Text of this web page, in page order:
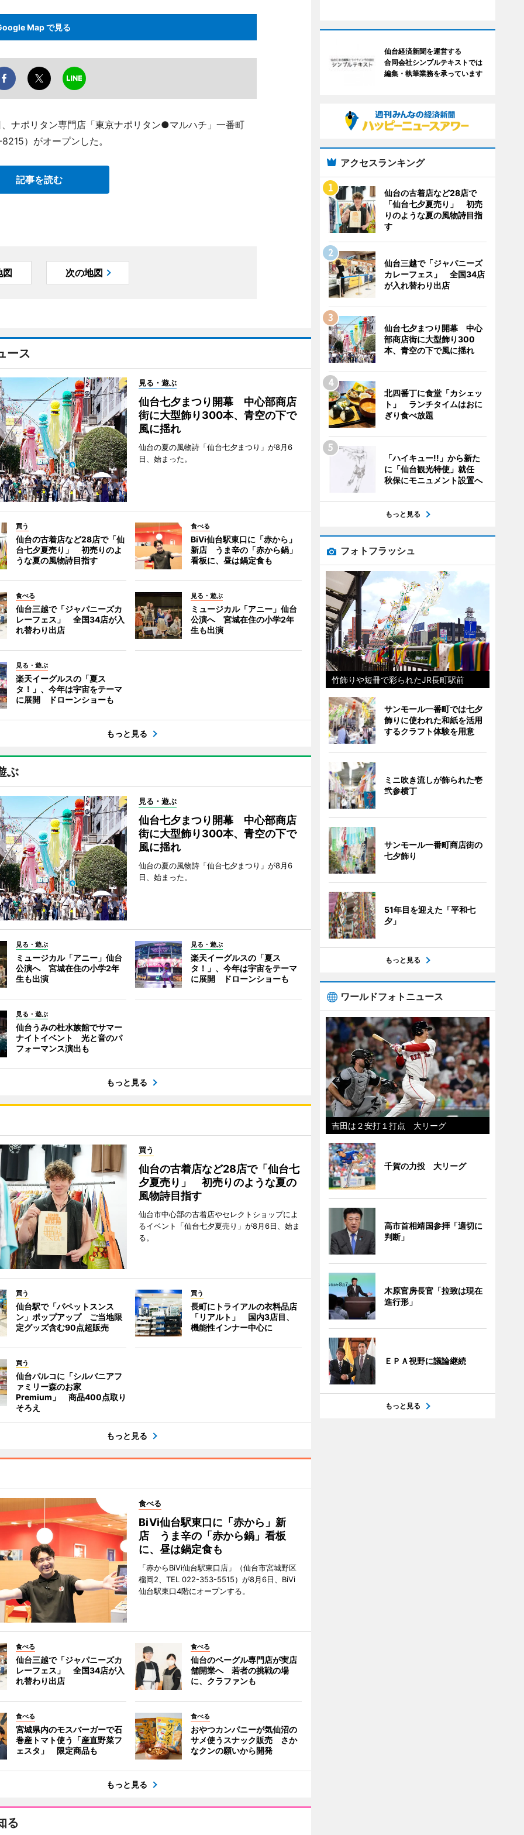
Map で見る
ナポリタン専門店「東京ナポリタン●マルハチ」一番町
）がオープンした。
記事を読む
図 次の地図
ース
見る・遊ぶ
仙台七夕まつり開幕 中心部商店
街に大型飾り300本、青空の下で
風に揺れ
仙台の夏の風物詩「仙台七夕まつり」が8月6
日、始まった。
買う
仙台の古着店など28店で「仙
台七夕夏売り」 初売りのよ
うな夏の風物詩目指す
食べる
BiVi仙台駅東口に「赤から」
新店 うま辛の「赤から鍋」
看板に、昼は鍋定食も
食べる
仙台三越で「ジャパニーズカ
レーフェス」 全国34店が入
れ替わり出店
見る・遊ぶ
ミュージカル「アニー」仙台
公演へ 宮城在住の小学2年
生も出演
見る・遊ぶ
楽天イーグルスの「夏ス
タ！」、今年は宇宙をテーマ
に展開 ドローンショーも
もっと見る
ぶ
見る・遊ぶ
仙台七夕まつり開幕 中心部商店
街に大型飾り300本、青空の下で
風に揺れ
仙台の夏の風物詩「仙台七夕まつり」が8月6
日、始まった。
見る・遊ぶ
ミュージカル「アニー」仙台
公演へ 宮城在住の小学2年
生も出演
見る・遊ぶ
楽天イーグルスの「夏ス
タ！」、今年は宇宙をテーマ
に展開 ドローンショーも
見る・遊ぶ
仙台うみの杜水族館でサマー
ナイトイベント 光と音のパ
フォーマンス演出も
もっと見る
買う
仙台の古着店など28店で「仙台七
夕夏売り」 初売りのような夏の
風物詩目指す
仙台市中心部の古着店やセレクトショップによ
るイベント「仙台七夕夏売り」が8月6日、始ま
る。
買う
仙台駅で「パペットスンス
ン」ポップアップ ご当地限
定グッズ含む90点超販売
買う
長町にトライアルの衣料品店
「リアルト」 国内3店目、
機能性インナー中心に
買う
仙台パルコに「シルバニアフ
ァミリー森のお家
Premium」 商品400点取り
そろえ
もっと見る
食べる
BiVi仙台駅東口に「赤から」新
店 うま辛の「赤から鍋」看板
に、昼は鍋定食も
「赤からBiVi仙台駅東口店」（仙台市宮城野区
榴岡2、TEL 022-353-5515）が8月6日、BiVi
仙台駅東口4階にオープンする。
食べる
仙台三越で「ジャパニーズカ
レーフェス」 全国34店が入
れ替わり出店
食べる
仙台のベーグル専門店が実店
舗開業へ 若者の挑戦の場
に、クラファンも
食べる
宮城県内のモスバーガーで石
巻産トマト使う「産直野菜フ
ェスタ」 限定商品も
食べる
おやつカンパニーが気仙沼の
サメ使うスナック販売 さか
なクンの願いから開発
もっと見る
る
仙台経済新聞を運営する
合同会社シンプルテキストでは
編集・執筆業務を承っています
アクセスランキング
仙台の古着店など28店で
「仙台七夕夏売り」 初売
りのような夏の風物詩目指
す
仙台三越で「ジャパニーズ
カレーフェス」 全国34店
が入れ替わり出店
仙台七夕まつり開幕 中心
部商店街に大型飾り300
本、青空の下で風に揺れ
北四番丁に食堂「カシェッ
ト」 ランチタイムはおに
ぎり食べ放題
「ハイキュー!!」から新た
に「仙台観光特使」就任
秋保にモニュメント設置へ
もっと見る
フォトフラッシュ
竹飾りや短冊で彩られたJR長町駅前
サンモール一番町では七夕
飾りに使われた和紙を活用
するクラフト体験を用意
ミニ吹き流しが飾られた壱
弐参横丁
サンモール一番町商店街の
七夕飾り
51年目を迎えた「平和七
夕」
もっと見る
ワールドフォトニュース
吉田は２安打１打点 大リーグ
千賀の力投 大リーグ
高市首相靖国参拝「適切に
判断」
木原官房長官「拉致は現在
進行形」
ＥＰＡ視野に議論継続
もっと見る